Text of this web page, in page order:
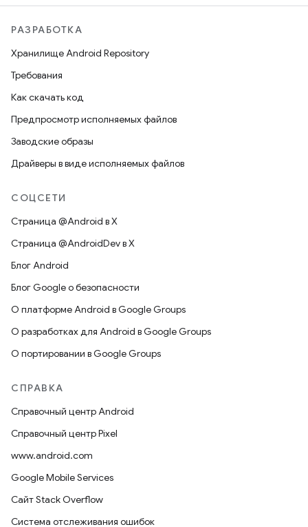
РАЗРАБОТКА
Хранилище Android Repository
Требования
Как скачать код
Предпросмотр исполняемых файлов
Заводские образы
Драйверы в виде исполняемых файлов
СОЦСЕТИ
Страница @Android в X
Страница @AndroidDev в X
Блог Android
Блог Google о безопасности
О платформе Android в Google Groups
О разработках для Android в Google Groups
О портировании в Google Groups
СПРАВКА
Справочный центр Android
Справочный центр Pixel
www.android.com
Google Mobile Services
Сайт Stack Overflow
Система отслеживания ошибок